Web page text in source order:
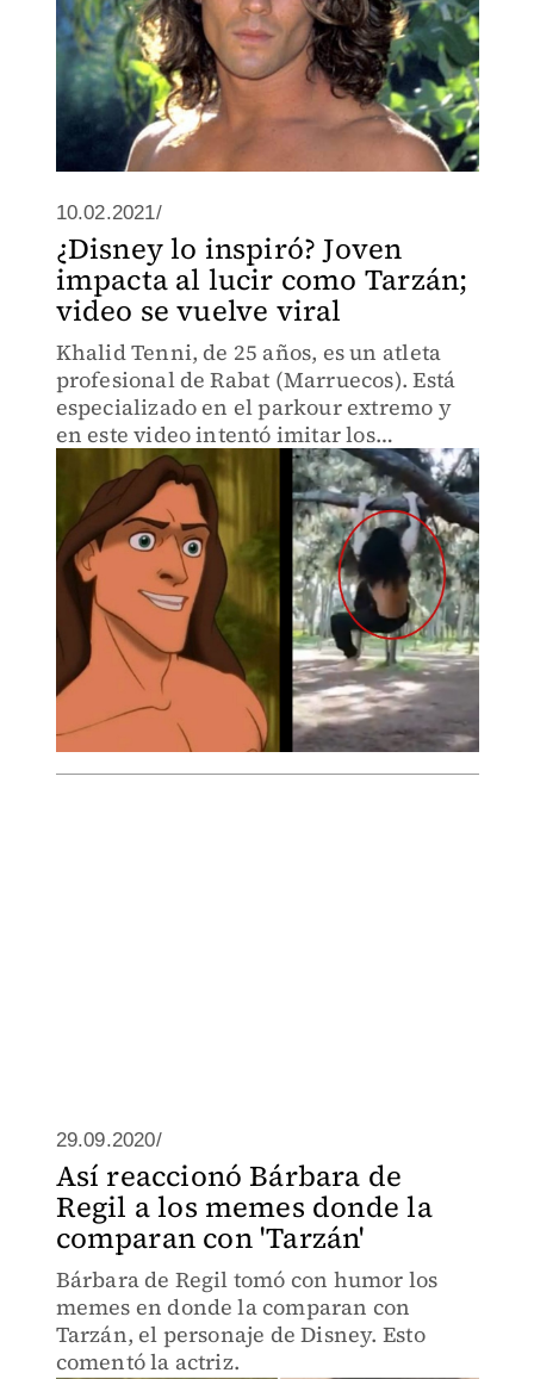
10.02.2021/
¿Disney lo inspiró? Joven
impacta al lucir como Tarzán;
video se vuelve viral
Khalid Tenni, de 25 años, es un atleta
profesional de Rabat (Marruecos). Está
especializado en el parkour extremo y
en este video intentó imitar los
movimientos del famoso personaje de
ficción Tarzán: ¿le quedó? (VIDEO)
29.09.2020/
Así reaccionó Bárbara de
Regil a los memes donde la
comparan con 'Tarzán'
Bárbara de Regil tomó con humor los
memes en donde la comparan con
Tarzán, el personaje de Disney. Esto
comentó la actriz.